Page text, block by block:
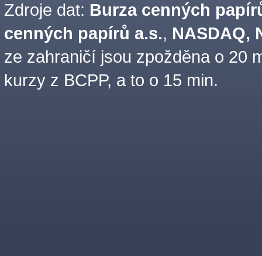
Zdroje dat: Burza cenných
cenných papírů a.s., NASDAQ,
ze zahraničí jsou zpožděna o 20
kurzy z BCPP, a to o 15 min.